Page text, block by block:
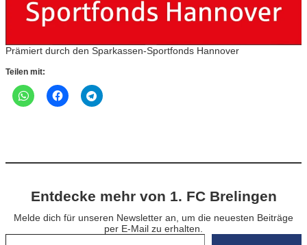
Prämiert durch den Sparkassen-Sportfonds Hannover
Teilen mit:
Entdecke mehr von 1. FC Brelingen
Melde dich für unseren Newsletter an, um die neuesten Beiträge
per E-Mail zu erhalten.
Gib deine E-Mail-Adresse ein …